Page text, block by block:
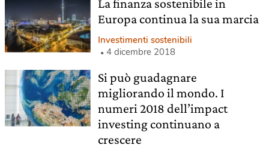
La finanza sostenibile in
Europa continua la sua marcia
Investimenti sostenibili
4 dicembre 2018
Si può guadagnare
migliorando il mondo. I
numeri 2018 dell’impact
investing continuano a
crescere